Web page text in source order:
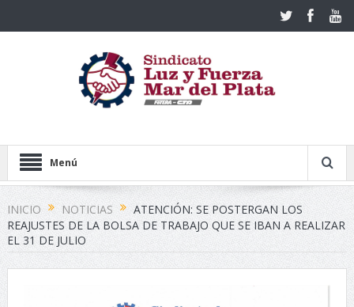
Menú
INICIO NOTICIAS
ATENCIÓN: SE POSTERGAN LOS
REAJUSTES DE LA BOLSA DE TRABAJO QUE SE IBAN A REALIZAR
EL 31 DE JULIO